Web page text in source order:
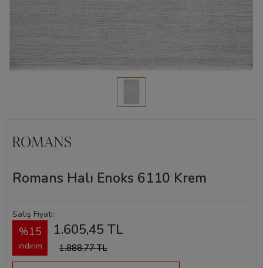
Romans Halı Enoks 6110 Krem
Satış Fiyatı:
%15
indirim 1.888,77 TL
1.605,45 TL